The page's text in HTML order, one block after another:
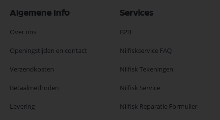
Algemene Info
Over ons
Openingstijden en contact
Verzendkosten
Betaalmethoden
Levering
Services
B2B
Nilfiskservice FAQ
Nilfisk Tekeningen
Nilfisk Service
Nilfisk Reparatie Formulier